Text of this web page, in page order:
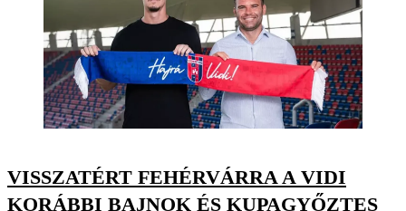
VISSZATÉRT FEHÉRVÁRRA A VIDI
KORÁBBI BAJNOK ÉS KUPAGYŐZTES